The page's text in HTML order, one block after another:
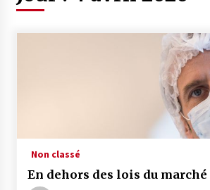
Non classé
En dehors des lois du marché